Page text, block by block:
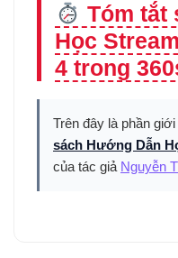
Tóm tắt
Học
4 trong
Trên đây là phần
sách Hướng Dẫn
của tác giả Nguyễn